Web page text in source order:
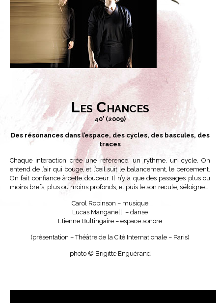
Les Chances
40’ (2009)
Des résonances dans l’espace, des cycles, des bascules, des
traces
Chaque interaction crée une référence, un rythme, un cycle. On
entend de l’air qui bouge, et l’œil suit le balancement, le bercement.
On fait confiance à cette douceur. Il n’y a que des passages plus ou
moins brefs, plus ou moins profonds, et puis le son recule, s’éloigne…
Carol Robinson – musique
Lucas Manganelli – danse
Etienne Bultingaire – espace sonore
(présentation – Théâtre de la Cité Internationale – Paris)
photo © Brigitte Enguérand